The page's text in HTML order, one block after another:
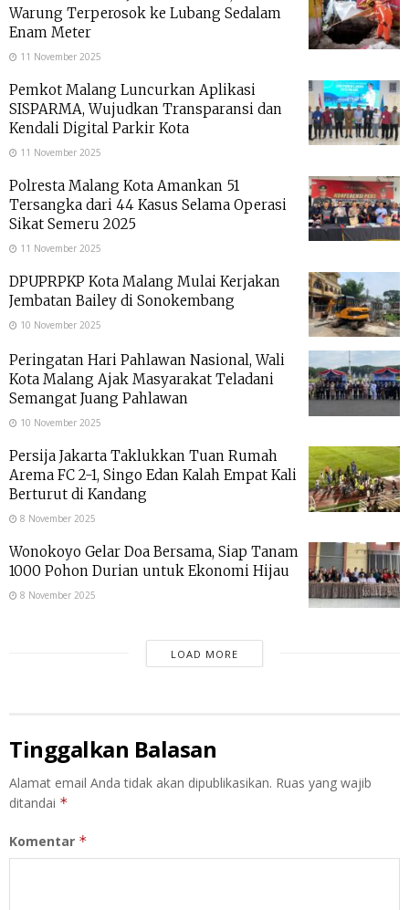
Warung Terperosok ke Lubang Sedalam
Enam Meter
11 November 2025
Pemkot Malang Luncurkan Aplikasi
SISPARMA, Wujudkan Transparansi dan
Kendali Digital Parkir Kota
11 November 2025
Polresta Malang Kota Amankan 51
Tersangka dari 44 Kasus Selama Operasi
Sikat Semeru 2025
11 November 2025
DPUPRPKP Kota Malang Mulai Kerjakan
Jembatan Bailey di Sonokembang
10 November 2025
Peringatan Hari Pahlawan Nasional, Wali
Kota Malang Ajak Masyarakat Teladani
Semangat Juang Pahlawan
10 November 2025
Persija Jakarta Taklukkan Tuan Rumah
Arema FC 2-1, Singo Edan Kalah Empat Kali
Berturut di Kandang
8 November 2025
Wonokoyo Gelar Doa Bersama, Siap Tanam
1000 Pohon Durian untuk Ekonomi Hijau
8 November 2025
LOAD MORE
Tinggalkan Balasan
Alamat email Anda tidak akan dipublikasikan. Ruas yang wajib
ditandai *
Komentar *